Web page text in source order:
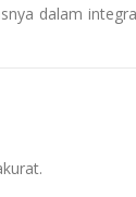
dalam